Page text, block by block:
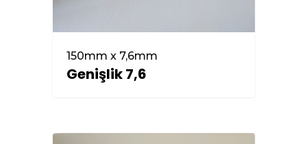
150mm x 7,6mm
Genişlik 7,6